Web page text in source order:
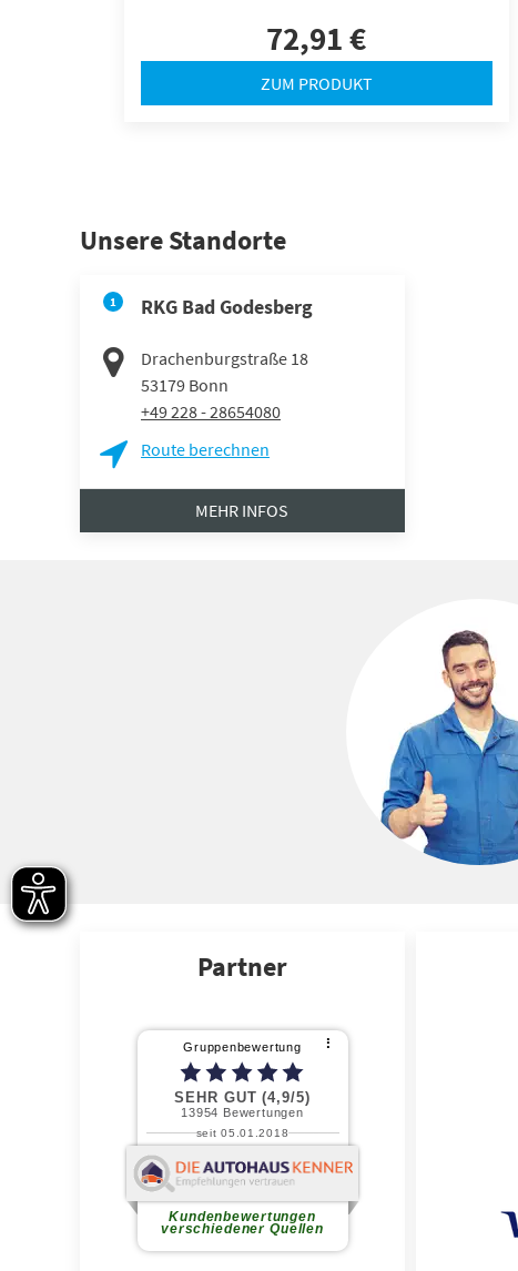
72,91 €
ZUM PRODUKT
Unsere Standorte
1 RKG Bad Godesberg
Drachenburgstraße 18
53179 Bonn
+49 228 - 28654080
Route berechnen
MEHR INFOS
Partner